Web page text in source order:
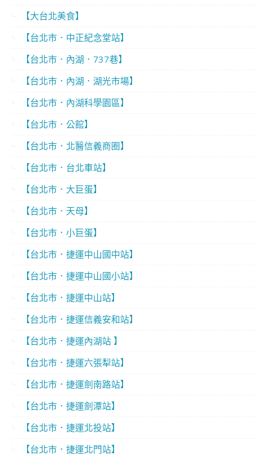
【大台北美食】
【台北市．中正紀念堂站】
【台北市．內湖．737巷】
【台北市．內湖．湖光市場】
【台北市．內湖科學園區】
【台北市．公館】
【台北市．北醫信義商圈】
【台北市．台北車站】
【台北市．大巨蛋】
【台北市．天母】
【台北市．小巨蛋】
【台北市．捷運中山國中站】
【台北市．捷運中山國小站】
【台北市．捷運中山站】
【台北市．捷運信義安和站】
【台北市．捷運內湖站 】
【台北市．捷運六張犁站】
【台北市．捷運劍南路站】
【台北市．捷運劍潭站】
【台北市．捷運北投站】
【台北市．捷運北門站】